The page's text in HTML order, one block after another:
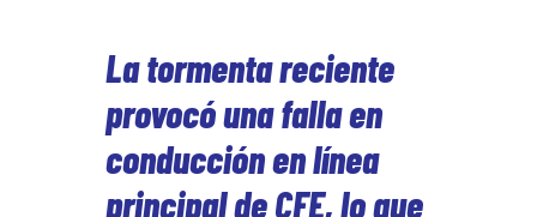
La tormenta reciente
provocó una falla en
conducción en línea
principal de CFE, lo que